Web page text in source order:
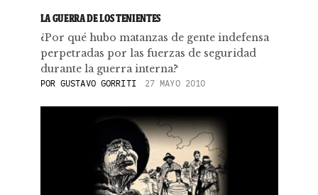
LA GUERRA DE LOS TENIENTES
¿Por qué hubo matanzas de gente indefensa
perpetradas por las fuerzas de seguridad
durante la guerra interna?
POR GUSTAVO GORRITI 27 MAYO 2010